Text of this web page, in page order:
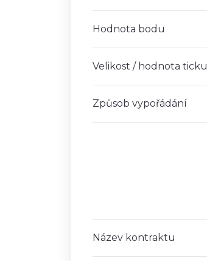
Hodnota bodu
Velikost / hodnota ticku
Způsob vypořádání
Název kontraktu